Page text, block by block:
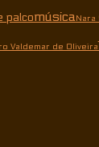
palcomúsicaNara
Valdemar de Oliveira